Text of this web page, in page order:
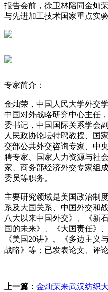
报告会前，徐卫林陪同金灿
与先进加工技术国家重点实验
专家简介：
金灿荣，中国人民大学外交
中国对外战略研究中心主任
委书记，中国国际关系学会
人民政协论坛特聘教授、国
交部公共外交咨询专家、中
聘专家、国家人力资源与社
家、商务部经济外交专家组
委员等职务。
主要研究领域是美国政治制
系及大国关系、中国外交和
八大以来中国外交》、《新
国的未来》、《大国责任》
《美国20讲》、《多边主义
战略》等；已发表论文、评
上一篇： 金灿荣来武汉纺织